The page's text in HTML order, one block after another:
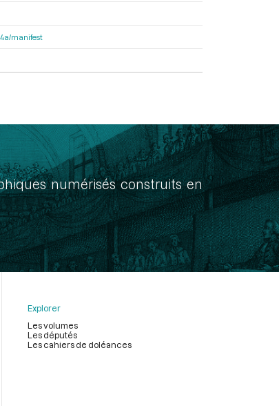
manifest
numérisés construits en
Explorer
Les volumes
Les députés
Les cahiers de doléances